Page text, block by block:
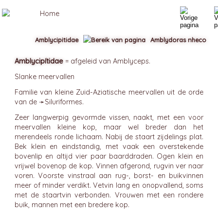
Amblycipítidae = afgeleid van Amblyceps.
Slanke meervallen
Familie van kleine Zuid-Aziatische meervallen uit de orde
van de ➛Siluriformes.
Zeer langwerpig gevormde vissen, naakt, met een voor
meervallen kleine kop, maar wel breder dan het
merendeels ronde lichaam. Nabij de staart zijdelings plat.
Bek klein en eindstandig, met vaak een overstekende
bovenlip en altijd vier paar baarddraden. Ogen klein en
vrijwel bovenop de kop. Vinnen afgerond, rugvin ver naar
voren. Voorste vinstraal aan rug-, borst- en buikvinnen
meer of minder verdikt. Vetvin lang en onopvallend, soms
met de staartvin verbonden. Vrouwen met een rondere
buik, mannen met een bredere kop.
Amblycipitidae Amblydoras nheco